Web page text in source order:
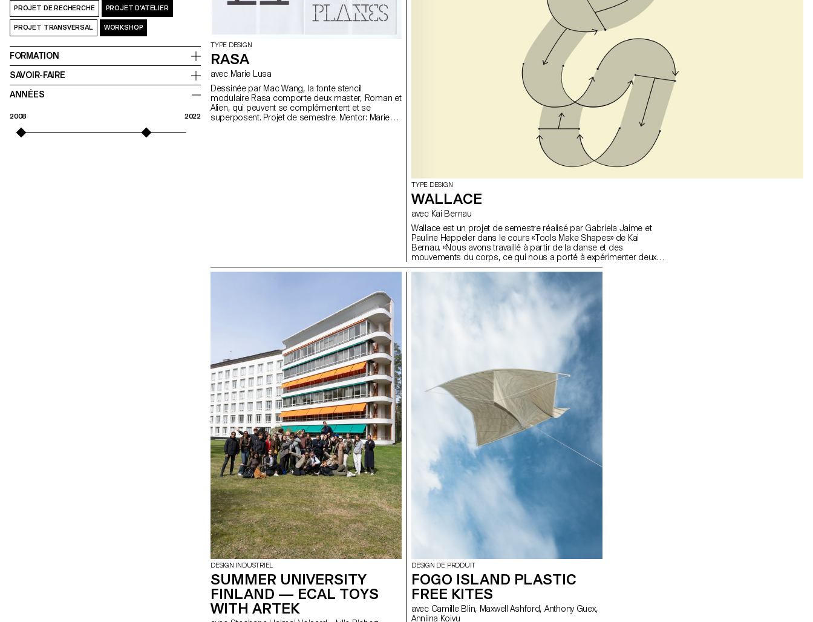
PROJET DE RECHERCHE PROJET D’ATELIER
PROJET TRANSVERSAL WORKSHOP
FORMATION
SAVOIR-FAIRE
ANNÉES
2008 2022
TYPE DESIGN
RASA
avec Marie Lusa
Dessinée par Mac Wang, la fonte stencil
modulaire Rasa comporte deux master, Roman et
Alien, qui peuvent se complémentent et se
superposent. Projet de semestre. Mentor: Marie
TYPE DESIGN
WALLACE
avec Kai Bernau
Wallace est un projet de semestre réalisé par Gabriela Jaime et
Pauline Heppeler dans le cours «Tools Make Shapes» de Kai
Bernau. «Nous avons travaillé à partir de la danse et des
mouvements du corps, ce qui nous a porté à expérimenter deux
types de mécanismes. Dans un premier temps, le principe des
ciseaux, et dans un second celui du compas. Cette seconde piste
a été développée plus précisément, car elle nous offrait une
typologie qui permet de traduire des mouvements de pivot, de
rotation, de glissade, and une structure typographique libre. Il était
important pour nous de montrer comment deux mouvements se
coordonnent pour ne faire qu’un; nous avons donc décider de
garder, dans la fonte finale, un tracé ouvert.»
DESIGN INDUSTRIEL
SUMMER UNIVERSITY
FINLAND — ECAL TOYS
WITH ARTEK
DESIGN DE PRODUIT
FOGO ISLAND PLASTIC
FREE KITES
avec Camille Blin, Maxwell Ashford, Anthony Guex,
Anniina Koivu